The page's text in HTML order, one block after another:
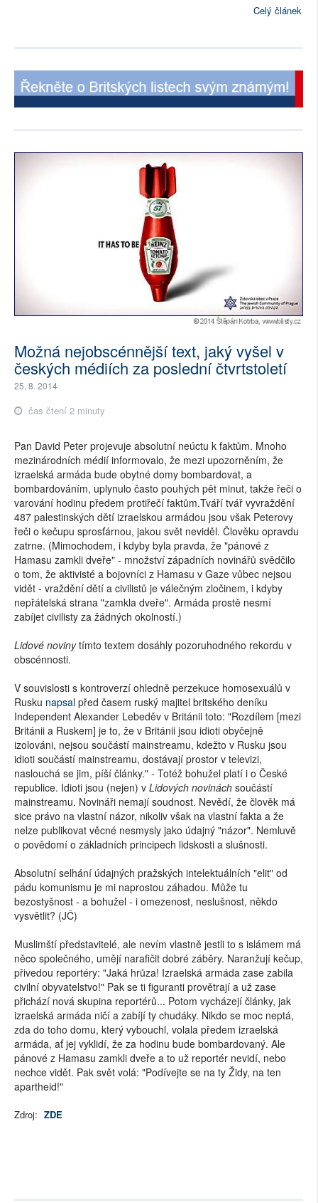
Celý článek
Možná nejobscénnější text, jaký vyšel v
českých médiích za poslední čtvrtstoletí
25. 8. 2014
čas čtení 2 minuty
Pan David Peter projevuje absolutní neúctu k faktům. Mnoho
mezinárodních médií informovalo, že mezi upozorněním, že
izraelská armáda bude obytné domy bombardovat, a
bombardováním, uplynulo často pouhých pět minut, takže řeči o
varování hodinu předem protiřečí faktům.Tváří tvář vyvraždění
487 palestinských dětí izraelskou armádou jsou však Peterovy
řeči o kečupu sprosťárnou, jakou svět neviděl. Člověku opravdu
zatrne. (Mimochodem, i kdyby byla pravda, že "pánové z
Hamasu zamkli dveře" - množství západních novinářů svědčilo
o tom, že aktivisté a bojovníci z Hamasu v Gaze vůbec nejsou
vidět - vraždění dětí a civilistů je válečným zločinem, i kdyby
nepřátelská strana "zamkla dveře". Armáda prostě nesmí
zabíjet civilisty za žádných okolností.)
Lidové novinytímto textem dosáhly pozoruhodného rekordu v
obscénnosti.
V souvislosti s kontroverzí ohledně perzekuce homosexuálů v
Rusku napsal před časem ruský majitel britského deníku
Independent Alexander Lebeděv v Británii toto: "Rozdílem [mezi
Británii a Ruskem] je to, že v Británii jsou idioti obyčejně
izolováni, nejsou součástí mainstreamu, kdežto v Rusku jsou
idioti součástí mainstreamu, dostávají prostor v televizi,
naslouchá se jim, píší články." - Totéž bohužel platí i o České
republice. Idioti jsou (nejen) v Lidových novinách součástí
mainstreamu. Novináři nemají soudnost. Nevědí, že člověk má
sice právo na vlastní názor, nikoliv však na vlastní fakta a že
nelze publikovat věcné nesmysly jako údajný "názor". Nemluvě
o povědomí o základních principech lidskosti a slušnosti.
Absolutní selhání údajných pražských intelektuálních "elit" od
pádu komunismu je mi naprostou záhadou. Může tu
bezostyšnost - a bohužel - i omezenost, neslušnost, někdo
vysvětlit? (JČ)
Muslimští představitelé, ale nevím vlastně jestli to s islámem má
něco společného, umějí narafičit dobré záběry. Naranžují kečup,
přivedou reportéry: "Jaká hrůza! Izraelská armáda zase zabila
civilní obyvatelstvo!" Pak se ti figuranti provětrají a už zase
přichází nová skupina reportérů... Potom vycházejí články, jak
izraelská armáda ničí a zabíjí ty chudáky. Nikdo se moc neptá,
zda do toho domu, který vybouchl, volala předem izraelská
armáda, ať jej vyklidí, že za hodinu bude bombardovaný. Ale
pánové z Hamasu zamkli dveře a to už reportér nevidí, nebo
nechce vidět. Pak svět volá: "Podívejte se na ty Židy, na ten
apartheid!"
Zdroj: ZDE